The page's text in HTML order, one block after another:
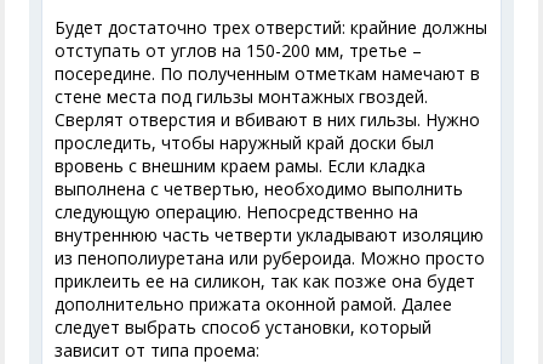
Будет достаточно трех отверстий: крайние должны
отступать от углов на 150-200 мм, третье –
посередине. По полученным отметкам намечают в
стене места под гильзы монтажных гвоздей.
Сверлят отверстия и вбивают в них гильзы. Нужно
проследить, чтобы наружный край доски был
вровень с внешним краем рамы. Если кладка
выполнена с четвертью, необходимо выполнить
следующую операцию. Непосредственно на
внутреннюю часть четверти укладывают изоляцию
из пенополиуретана или рубероида. Можно просто
приклеить ее на силикон, так как позже она будет
дополнительно прижата оконной рамой. Далее
следует выбрать способ установки, который
зависит от типа проема: